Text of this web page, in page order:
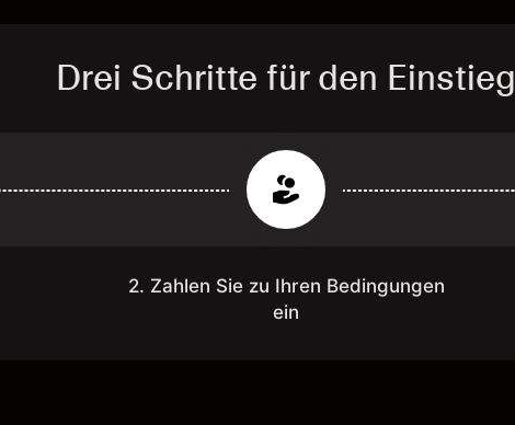
Drei Schritte für den Einstieg
2. Zahlen Sie zu Ihren Bedingungen
ein